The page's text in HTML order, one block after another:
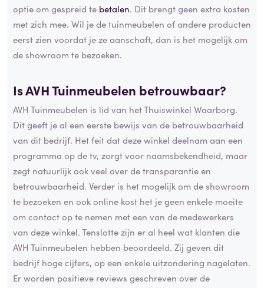
optie om gespreid te betalen. Dit brengt geen extra kosten
met zich mee. Wil je de tuinmeubelen of andere producten
eerst zien voordat je ze aanschaft, dan is het mogelijk om
de showroom te bezoeken.
Is AVH Tuinmeubelen betrouwbaar?
AVH Tuinmeubelen is lid van het Thuiswinkel Waarborg.
Dit geeft je al een eerste bewijs van de betrouwbaarheid
van dit bedrijf. Het feit dat deze winkel deelnam aan een
programma op de tv, zorgt voor naamsbekendheid, maar
zegt natuurlijk ook veel over de transparantie en
betrouwbaarheid. Verder is het mogelijk om de showroom
te bezoeken en ook online kost het je geen enkele moeite
om contact op te nemen met een van de medewerkers
van deze winkel. Tenslotte zijn er al heel wat klanten die
AVH Tuinmeubelen hebben beoordeeld. Zij geven dit
bedrijf hoge cijfers, op een enkele uitzondering nagelaten.
Er worden positieve reviews geschreven over de